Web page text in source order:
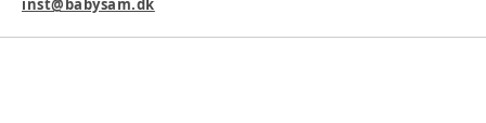
inst@babysam.dk